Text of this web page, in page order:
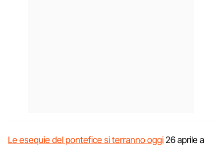
Le esequie del pontefice si terranno oggi 26 aprile a